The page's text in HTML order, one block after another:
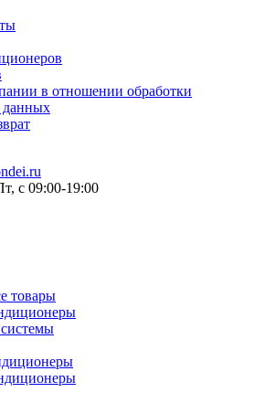
в отношении обработки
данных
с 09:00-19:00
товары